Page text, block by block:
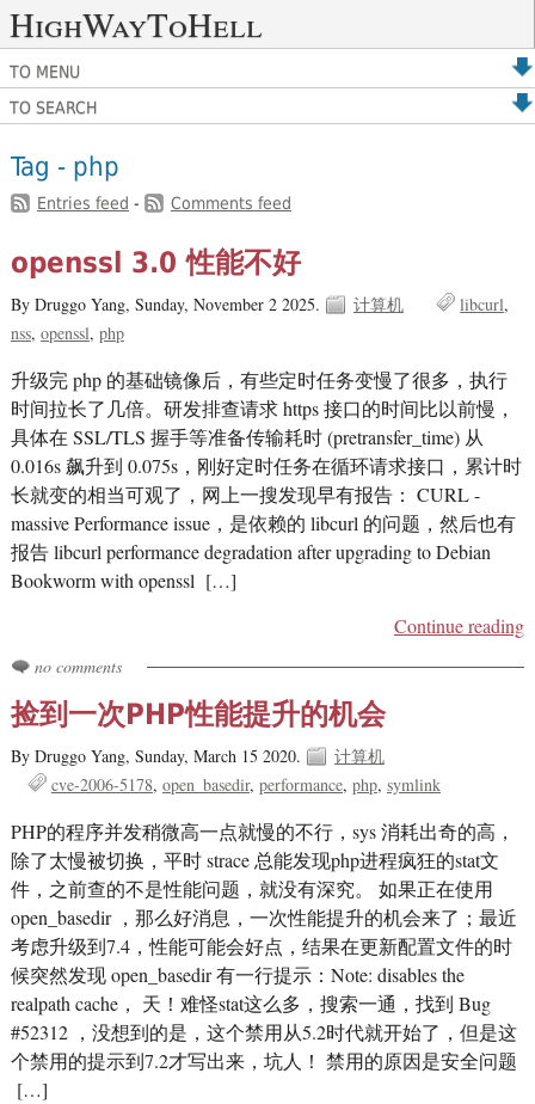
HighWayToHell
TO MENU
TO SEARCH
Tag - php
Entries feed - Comments feed
openssl 3.0 性能不好
By Druggo Yang, Sunday, November 2 2025. 计算机
libcurl
nss openssl php
升级完 php 的基础镜像后，有些定时任务变慢了很多，执行
时间拉长了几倍。研发排查请求 https 接口的时间比以前慢，
具体在 SSL/TLS 握手等准备传输耗时 (pretransfer_time) 从
0.016s 飙升到 0.075s，刚好定时任务在循环请求接口，累计时
长就变的相当可观了，网上一搜发现早有报告： CURL -
massive Performance issue，是依赖的 libcurl 的问题，然后也有
报告 libcurl performance degradation after upgrading to Debian
Bookworm with openssl […]
Continue reading
no comments
捡到一次PHP性能提升的机会
By Druggo Yang, Sunday, March 15 2020.
计算机
cve-2006-5178 open_basedir performance php symlink
PHP的程序并发稍微高一点就慢的不行，sys 消耗出奇的高，
除了太慢被切换，平时 strace 总能发现php进程疯狂的stat文
件，之前查的不是性能问题，就没有深究。 如果正在使用
open_basedir ，那么好消息，一次性能提升的机会来了；最近
考虑升级到7.4，性能可能会好点，结果在更新配置文件的时
候突然发现 open_basedir 有一行提示：Note: disables the
realpath cache， 天！难怪stat这么多，搜索一通，找到 Bug
#52312 ，没想到的是，这个禁用从5.2时代就开始了，但是这
个禁用的提示到7.2才写出来，坑人！ 禁用的原因是安全问题
[…]